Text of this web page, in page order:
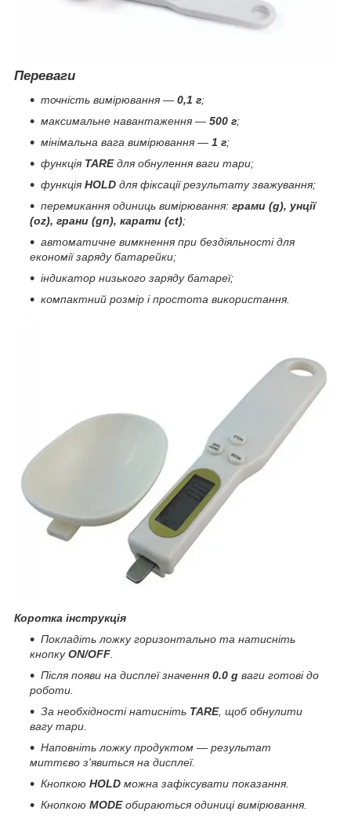
Переваги
точність вимірювання — 0,1 г;
максимальне навантаження — 500 г;
мінімальна вага вимірювання — 1 г;
функція TAREдля обнулення ваги тари;
функція HOLD для фіксації результату зважування;
перемикання одиниць вимірювання: грами (g), унції
(oz), грани (gn), карати (ct);
автоматичне вимкнення при бездіяльності для
економії заряду батарейки;
індикатор низького заряду батареї;
компактний розмір і простота використання.
Коротка інструкція
Покладіть ложку горизонтально та натисніть
кнопкуON/OFF.
Після появи на дисплеї значення 0.0 g ваги готові до
роботи.
За необхідності натисніть TARE, щоб обнулити
вагу тари.
Наповніть ложку продуктом — результат
миттєво з'явиться на дисплеї.
Кнопкою HOLD можна зафіксувати показання.
Кнопкою MODEобираються одиниці вимірювання.